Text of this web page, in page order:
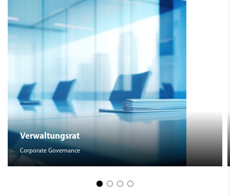
Verwaltungsrat
Corporate Governance